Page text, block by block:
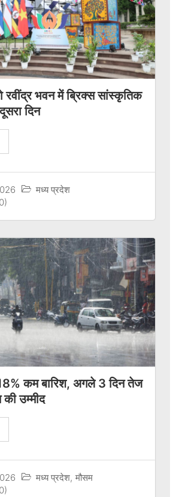
रवींद्र भवन में ब्रिक्स सांस्कृतिक
दिन
मध्य प्रदेश
कम बारिश, अगले 3 दिन तेज
उम्मीद
मध्य प्रदेश, मौसम